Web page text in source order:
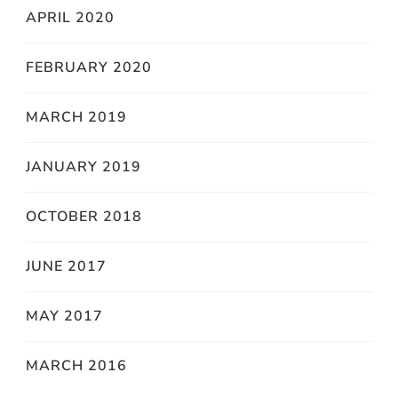
APRIL 2020
FEBRUARY 2020
MARCH 2019
JANUARY 2019
OCTOBER 2018
JUNE 2017
MAY 2017
MARCH 2016